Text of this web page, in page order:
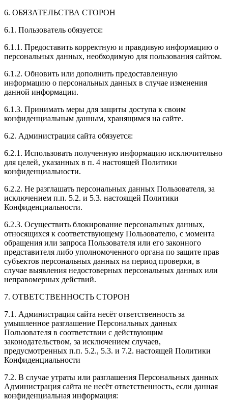
6. ОБЯЗАТЕЛЬСТВА СТОРОН
6.1. Пользователь обязуется:
6.1.1. Предоставить корректную и правдивую информацию о
персональных данных, необходимую для пользования сайтом.
6.1.2. Обновить или дополнить предоставленную
информацию о персональных данных в случае изменения
данной информации.
6.1.3. Принимать меры для защиты доступа к своим
конфиденциальным данным, хранящимся на сайте.
6.2. Администрация сайта обязуется:
6.2.1. Использовать полученную информацию исключительно
для целей, указанных в п. 4 настоящей Политики
конфиденциальности.
6.2.2. Не разглашать персональных данных Пользователя, за
исключением п.п. 5.2. и 5.3. настоящей Политики
Конфиденциальности.
6.2.3. Осуществить блокирование персональных данных,
относящихся к соответствующему Пользователю, с момента
обращения или запроса Пользователя или его законного
представителя либо уполномоченного органа по защите прав
субъектов персональных данных на период проверки, в
случае выявления недостоверных персональных данных или
неправомерных действий.
7. ОТВЕТСТВЕННОСТЬ СТОРОН
7.1. Администрация сайта несёт ответственность за
умышленное разглашение Персональных данных
Пользователя в соответствии с действующим
законодательством, за исключением случаев,
предусмотренных п.п. 5.2., 5.3. и 7.2. настоящей Политики
Конфиденциальности
7.2. В случае утраты или разглашения Персональных данных
Администрация сайта не несёт ответственность, если данная
конфиденциальная информация: